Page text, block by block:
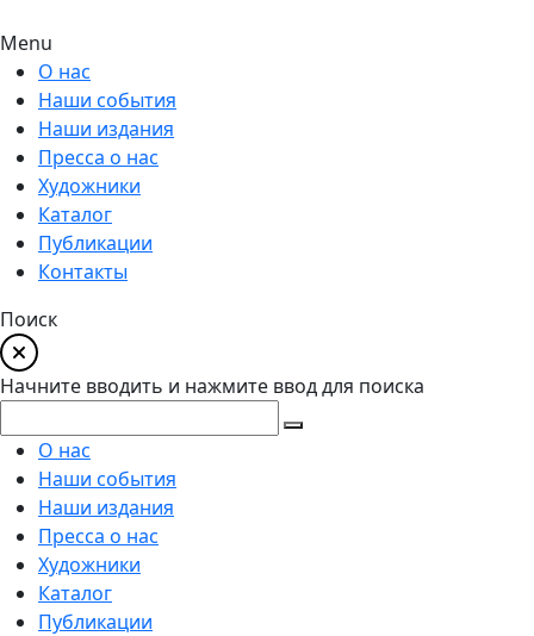
Menu
О нас
Наши события
Наши издания
Пресса о нас
Художники
Каталог
Публикации
Контакты
Поиск
Начните вводить и нажмите ввод для поиска
О нас
Наши события
Наши издания
Пресса о нас
Художники
Каталог
Публикации